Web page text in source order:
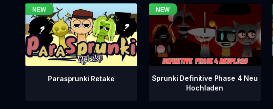
Parasprunki Retake
Sprunki Definitive Phase 4 Neu
Hochladen